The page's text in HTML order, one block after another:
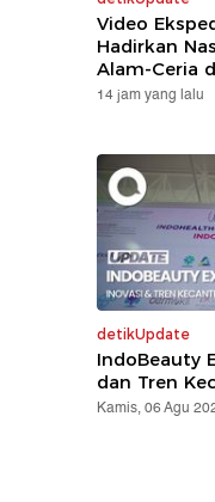
Video
Hadirkan
Alam-Ceria
14 jam yang lalu
detikUpdate
IndoBeauty
dan Tren
Kamis, 06 Agu